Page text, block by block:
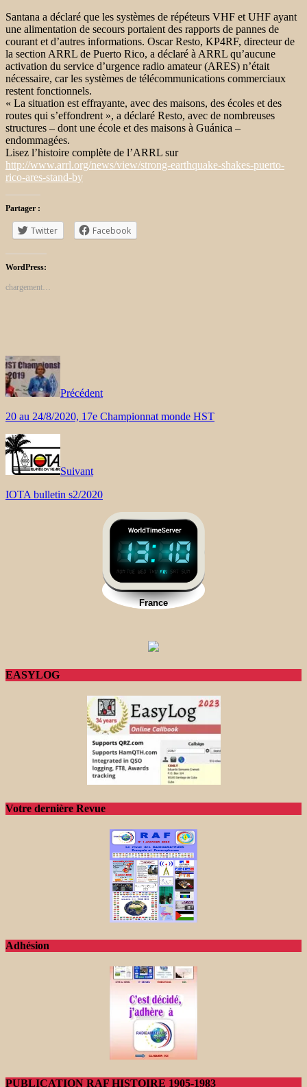
Santana a déclaré que les systèmes de répéteurs VHF et UHF ayant
une alimentation de secours portaient des rapports de pannes de
courant et d’autres informations. Oscar Resto, KP4RF, directeur de
la section ARRL de Puerto Rico, a déclaré à ARRL qu’aucune
activation du service d’urgence radio amateur (ARES) n’était
nécessaire, car les systèmes de télécommunications commerciaux
restent fonctionnels.
« La situation est effrayante, avec des maisons, des écoles et des
routes qui s’effondrent », a déclaré Resto, avec de nombreuses
structures – dont une école et des maisons à Guánica –
endommagées.
Lisez l’histoire complète de l’ARRL sur
http://www.arrl.org/news/view/strong-earthquake-shakes-puerto-
rico-ares-stand-by
Partager :
Twitter Facebook
WordPress:
chargement…
Précédent
20 au 24/8/2020, 17e Championnat monde HST
Suivant
IOTA bulletin s2/2020
EASYLOG
Votre dernière Revue
Adhésion
PUBLICATION RAF HISTOIRE 1905-1983